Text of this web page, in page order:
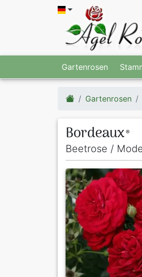
Gartenrosen
Gartenrosen
Bordeaux ®
Beetrose /